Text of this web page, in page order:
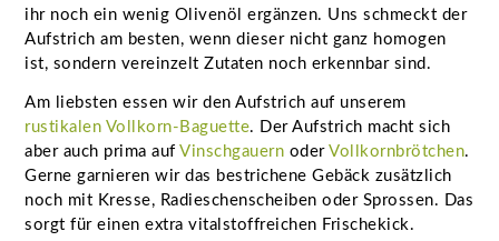
ihr noch ein wenig Olivenöl ergänzen. Uns schmeckt der
Aufstrich am besten, wenn dieser nicht ganz homogen
ist, sondern vereinzelt Zutaten noch erkennbar sind.
Am liebsten essen wir den Aufstrich auf unserem
rustikalen Vollkorn-Baguette. Der Aufstrich macht sich
aber auch prima aufVinschgauern oderVollkornbrötchen.
Gerne garnieren wir das bestrichene Gebäck zusätzlich
noch mit Kresse, Radieschenscheiben oder Sprossen. Das
sorgt für einen extra vitalstoffreichen Frischekick.